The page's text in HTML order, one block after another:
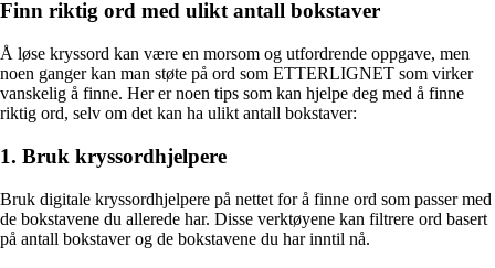
Finn riktig ord med ulikt antall bokstaver
Å løse kryssord kan være en morsom og utfordrende oppgave, men
noen ganger kan man støte på ord som ETTERLIGNET som virker
vanskelig å finne. Her er noen tips som kan hjelpe deg med å finne
riktig ord, selv om det kan ha ulikt antall bokstaver:
1. Bruk kryssordhjelpere
Bruk digitale kryssordhjelpere på nettet for å finne ord som passer med
de bokstavene du allerede har. Disse verktøyene kan filtrere ord basert
på antall bokstaver og de bokstavene du har inntil nå.